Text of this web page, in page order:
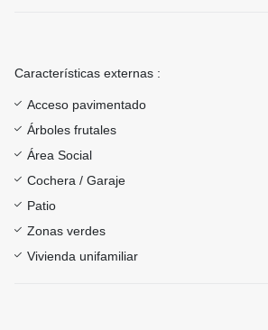
Características externas :
Acceso pavimentado
Árboles frutales
Área Social
Cochera / Garaje
Patio
Zonas verdes
Vivienda unifamiliar